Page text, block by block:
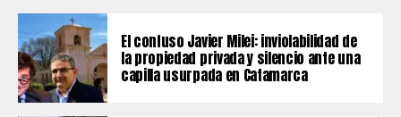
El confuso Javier Milei: inviolabilidad de
la propiedad privada y silencio ante una
capilla usurpada en Catamarca